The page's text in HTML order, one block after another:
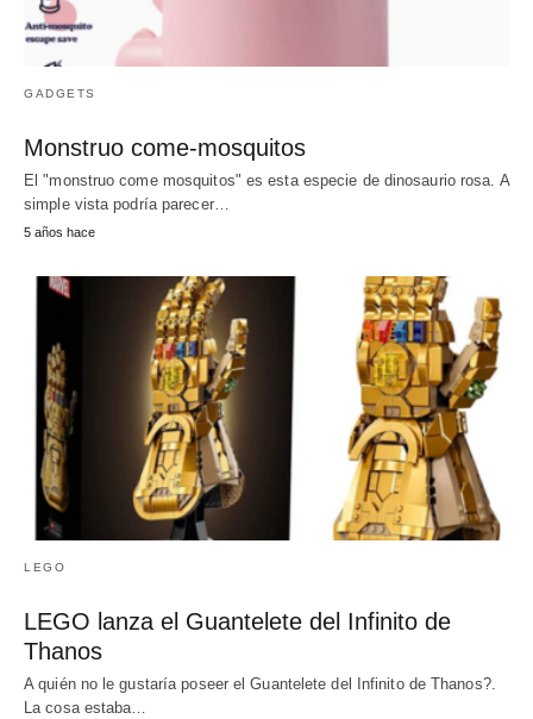
GADGETS
Monstruo come-mosquitos
El "monstruo come mosquitos" es esta especie de dinosaurio rosa. A
simple vista podría parecer…
5 años hace
LEGO
LEGO lanza el Guantelete del Infinito de
Thanos
A quién no le gustaría poseer el Guantelete del Infinito de Thanos?.
La cosa estaba…